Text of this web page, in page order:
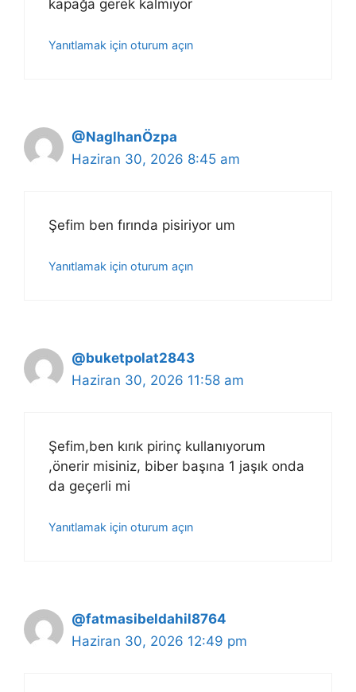
kapağa gerek kalmıyor
Yanıtlamak için oturum açın
@NaglhanÖzpa
Haziran 30, 2026 8:45 am
Şefim ben fırında pisiriyor um
Yanıtlamak için oturum açın
@buketpolat2843
Haziran 30, 2026 11:58 am
Şefim,ben kırık pirinç kullanıyorum
,önerir misiniz, biber başına 1 jaşık onda
da geçerli mi
Yanıtlamak için oturum açın
@fatmasibeldahil8764
Haziran 30, 2026 12:49 pm